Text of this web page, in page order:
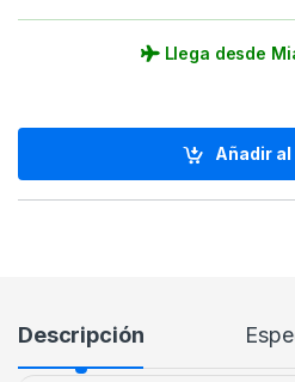
Llega desde
Añadir
Descripción